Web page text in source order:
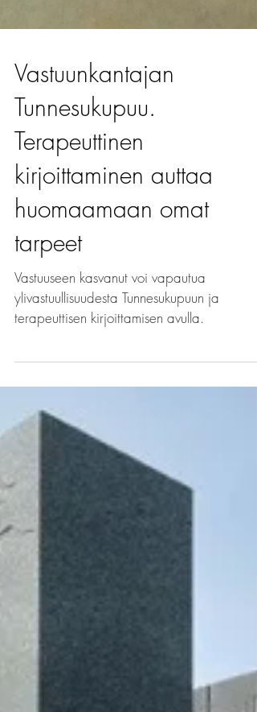
Vastuunkantajan
Tunnesukupuu.
Terapeuttinen
kirjoittaminen auttaa
huomaamaan omat
tarpeet
Vastuuseen kasvanut voi vapautua
terapeuttisen kirjoittamisen avulla.